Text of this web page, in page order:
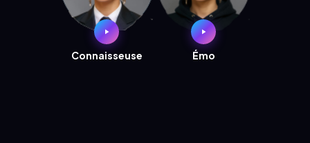
Connaisseuse Émo